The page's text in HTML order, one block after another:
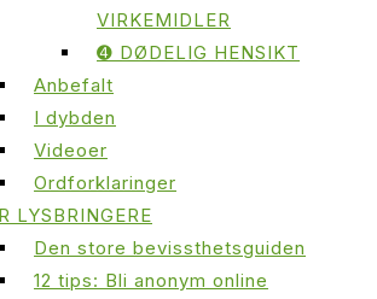
VIRKEMIDLER
➍ DØDELIG HENSIKT
Anbefalt
I dybden
Videoer
Ordforklaringer
LYSBRINGERE
Den store bevissthetsguiden
12 tips: Bli anonym online